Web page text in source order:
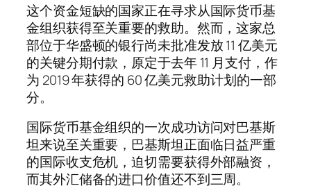
这个资金短缺的国家正在寻求从国际货币基
金组织获得至关重要的救助。然而，这家总
部位于华盛顿的银行尚未批准发放 11 亿美元
的关键分期付款，原定于去年 11 月支付，作
为 2019 年获得的 60 亿美元救助计划的一部
分。
国际货币基金组织的一次成功访问对巴基斯
坦来说至关重要，巴基斯坦正面临日益严重
的国际收支危机，迫切需要获得外部融资，
而其外汇储备的进口价值还不到三周。